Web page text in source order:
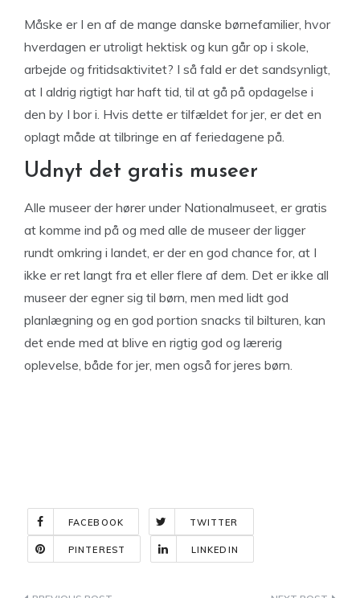
Måske er I en af de mange danske børnefamilier, hvor
hverdagen er utroligt hektisk og kun går op i skole,
arbejde og fritidsaktivitet? I så fald er det sandsynligt,
at I aldrig rigtigt har haft tid, til at gå på opdagelse i
den by I bor i. Hvis dette er tilfældet for jer, er det en
oplagt måde at tilbringe en af feriedagene på.
Udnyt det gratis museer
Alle museer der hører under Nationalmuseet, er gratis
at komme ind på og med alle de museer der ligger
rundt omkring i landet, er der en god chance for, at I
ikke er ret langt fra et eller flere af dem. Det er ikke all
museer der egner sig til børn, men med lidt god
planlægning og en god portion snacks til bilturen, kan
det ende med at blive en rigtig god og lærerig
oplevelse, både for jer, men også for jeres børn.
FACEBOOK TWITTER
PINTEREST LINKEDIN